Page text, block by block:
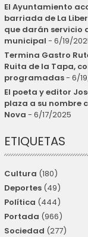
El Ayuntamiento
barriada de La
que darán servicio
municipal - 6/19/
Termina Gastro
Ruita de la Tapa,
programadas- 6/
El poeta y editor
plaza a su nombre
Nova - 6/17/2025
ETIQUETAS
Cultura (180)
Deportes (49)
Política (444)
Portada (966)
Sociedad (277)